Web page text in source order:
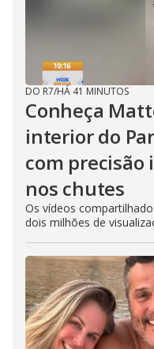
DO R7/HÁ 41 MINUTOS
Conheça
interior do
com
nos chutes
Os vídeos
dois milhões de